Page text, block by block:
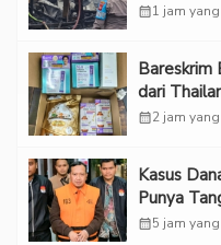
calendar_month1 jam
Bareskrim
dari
calendar_month2 jam
Kasus
Punya
calendar_month5 jam